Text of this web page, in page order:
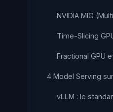
NVIDIA MIG
Time-Slicing
Fractional GPU
4 Model Serving
vLLM : le